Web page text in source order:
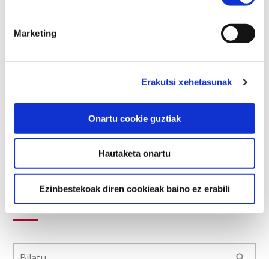
Marketing
Erakutsi xehetasunak
Onartu cookie guztiak
Hautaketa onartu
Ezinbestekoak diren cookieak baino ez erabili
→
EGUTEGIA
BILATU